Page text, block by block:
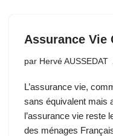
Assurance Vie
par Hervé AUSSEDAT
L’assurance vie,
sans équivalent mais
l’assurance vie reste
des ménages